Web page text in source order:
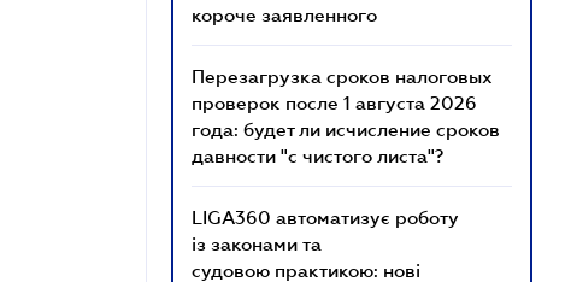
короче заявленного
Перезагрузка сроков налоговых
проверок после 1 августа 2026
года: будет ли исчисление сроков
давности "с чистого листа"?
LIGA360 автоматизує роботу
із законами та
судовою практикою: нові